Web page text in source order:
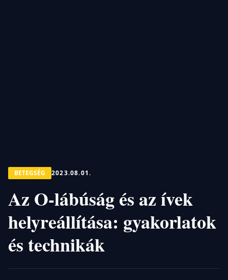
BETEGSÉG 2023.08.01.
Az O-lábúság és az ívek
helyreállítása: gyakorlatok
és technikák